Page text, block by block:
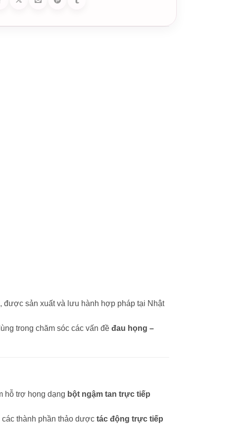
được sản xuất và lưu hành hợp pháp tại Nhật
trong chăm sóc các vấn đề đau họng –
hỗ trợ họng dạng bột ngậm tan trực tiếp
thành phần thảo dược tác động trực tiếp